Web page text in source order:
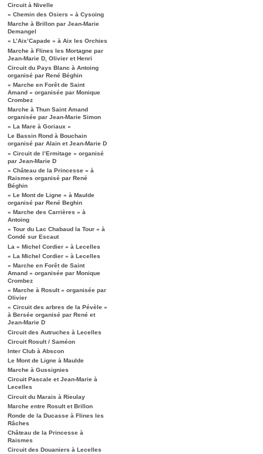
Circuit à Nivelle
« Chemin des Osiers » à Cysoing
Marche à Brillon par Jean-Marie
Demangel
« L’Aix’Capade » à Aix les Orchies
Marche à Flines les Mortagne par
Jean-Marie D, Olivier et Henri
Circuit du Pays Blanc à Antoing
organisé par René Béghin
« Marche en Forêt de Saint
Amand » organisée par Monique
Crombez
Marche à Thun Saint Amand
organisée par Jean-Marie Simon
« La Mare à Goriaux »
Le Bassin Rond à Bouchain
organisé par Alain et Jean-Marie D
« Circuit de l’Ermitage » organisé
par Jean-Marie D
« Château de la Princesse » à
Raismes organisé par René
Béghin
« Le Mont de Ligne » à Maulde
organisé par René Beghin
« Marche des Carrières » à
Antoing
« Tour du Lac Chabaud la Tour » à
Condé sur Escaut
La « Michel Cordier » à Lecelles
« La Michel Cordier » à Lecelles
« Marche en Forêt de Saint
Amand » organisée par Monique
Crombez
« Marche à Rosult » organisée par
Olivier
« Circuit des arbres de la Pévèle »
à Bersée organisé par René et
Jean-Marie D
Circuit des Autruches à Lecelles
Circuit Rosult / Saméon
Inter Club à Abscon
Le Mont de Ligne à Maulde
Marche à Gussignies
Circuit Pascale et Jean-Marie à
Lecelles
Circuit du Marais à Rieulay
Marche entre Rosult et Brillon
Ronde de la Ducasse à Flines les
Râches
Château de la Princesse à
Raismes
Circuit des Douaniers à Lecelles